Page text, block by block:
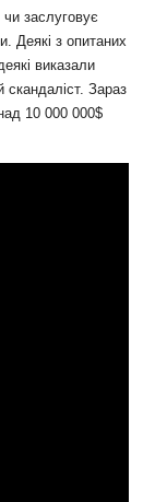
заслуговує
Деякі з опитаних
виказали
Зараз
10 000 000$